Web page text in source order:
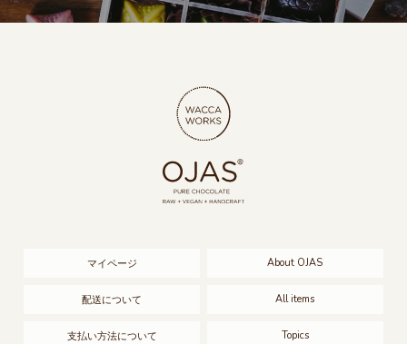
マイページ
配送について
支払い方法について
About OJAS
All items
Topics